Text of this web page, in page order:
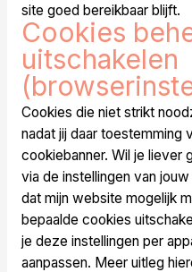
site goed bereikbaar blijft.
Cookies
uitschakelen
Cookies die niet strikt
nadat jij daar toestemming
cookiebanner. Wil je liever
via de instellingen van
dat mijn website mogelijk
bepaalde cookies
je deze instellingen per
aanpassen. Meer uitleg